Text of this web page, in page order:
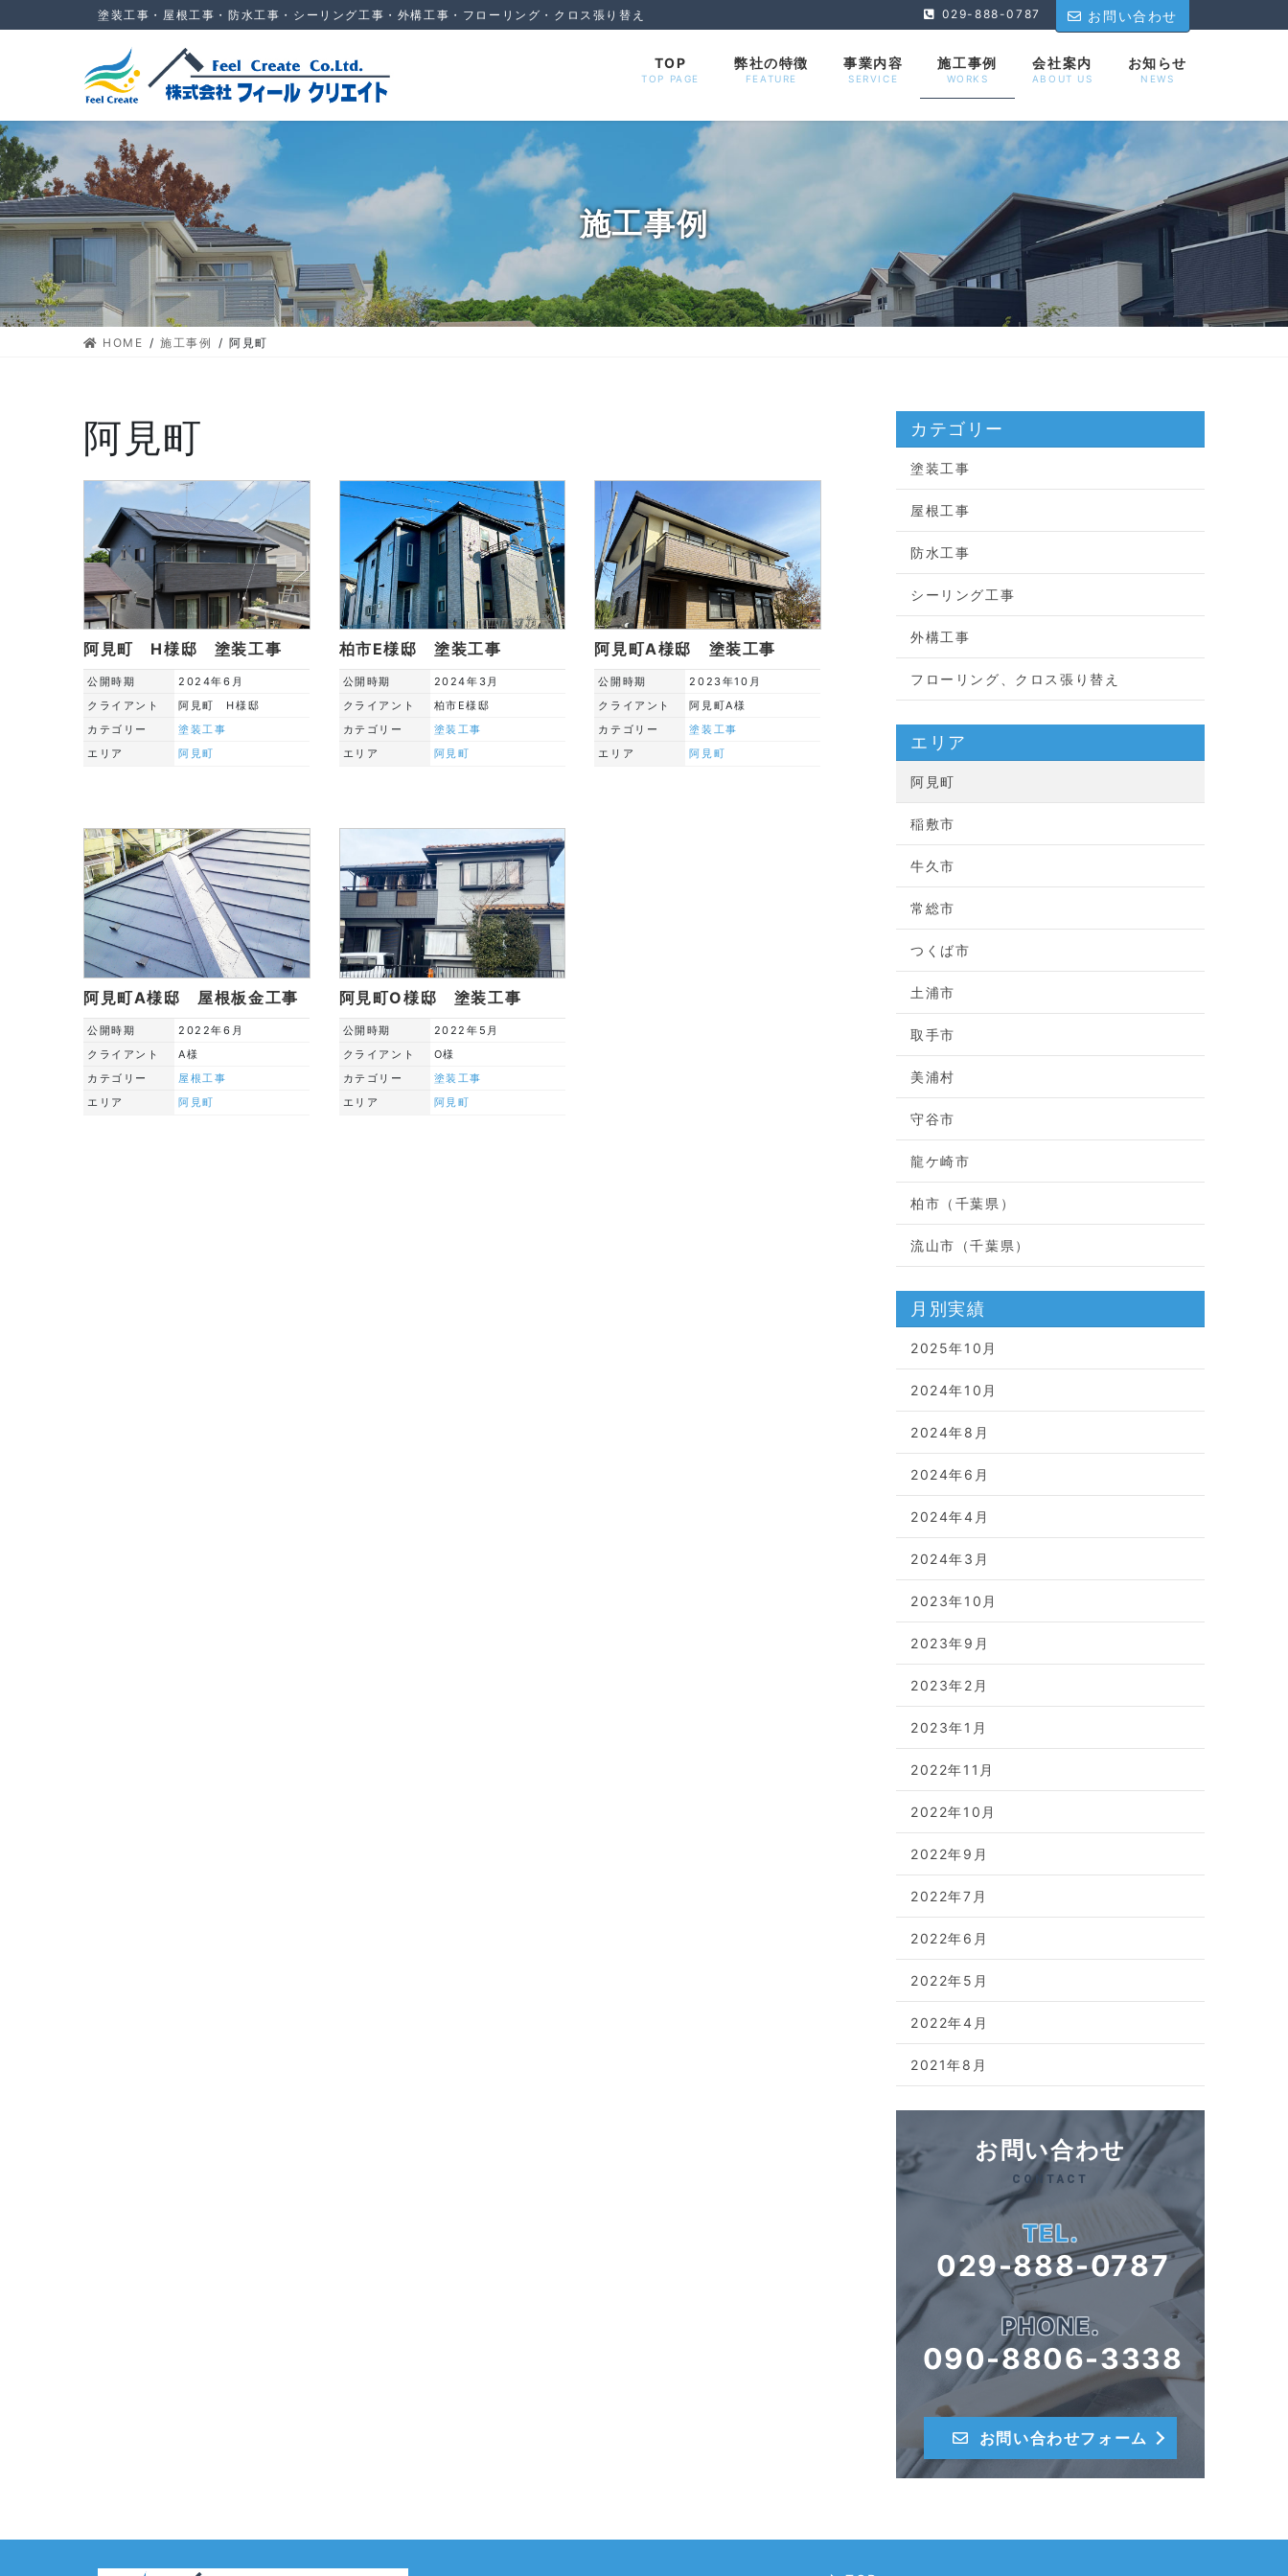
ン
に
移
動
ビ
ョ
ン
に
移
動
塗装工事・屋根工事・防水工事・シーリング工事・外構工事・フローリング・クロス張り替え 029-888-0787 お問い合わせ
TOP
TOP PAGE
弊社の特徴
FEATURE
事業内容
SERVICE
施工事例
WORKS
会社案内
ABOUT US
お知らせ
NEWS
施工事例
HOME 施工事例 阿見町
阿見町
阿見町 H様邸 塗装工事
公開時期
2024年6月
クライアント
阿見町 H様邸
カテゴリー
塗装工事
エリア
阿見町
柏市E様邸 塗装工事
公開時期
2024年3月
クライアント
柏市E様邸
カテゴリー
塗装工事
エリア
阿見町
阿見町A様邸 塗装工事
公開時期
2023年10月
クライアント
阿見町A様
カテゴリー
塗装工事
エリア
阿見町
阿見町A様邸 屋根板金工事
公開時期
2022年6月
クライアント
A様
カテゴリー
屋根工事
エリア
阿見町
阿見町O様邸 塗装工事
公開時期
2022年5月
クライアント
O様
カテゴリー
塗装工事
エリア
阿見町
カテゴリー
塗装工事
屋根工事
防水工事
シーリング工事
外構工事
フローリング、クロス張り替え
エリア
阿見町
稲敷市
牛久市
常総市
つくば市
土浦市
取手市
美浦村
守谷市
龍ケ崎市
柏市（千葉県）
流山市（千葉県）
月別実績
2025年10月
2024年10月
2024年8月
2024年6月
2024年4月
2024年3月
2023年10月
2023年9月
2023年2月
2023年1月
2022年11月
2022年10月
2022年9月
2022年7月
2022年6月
2022年5月
2022年4月
2021年8月
お問い合わせ
CONTACT
TEL.
029-888-0787
PHONE.
090-8806-3338
お問い合わせフォーム